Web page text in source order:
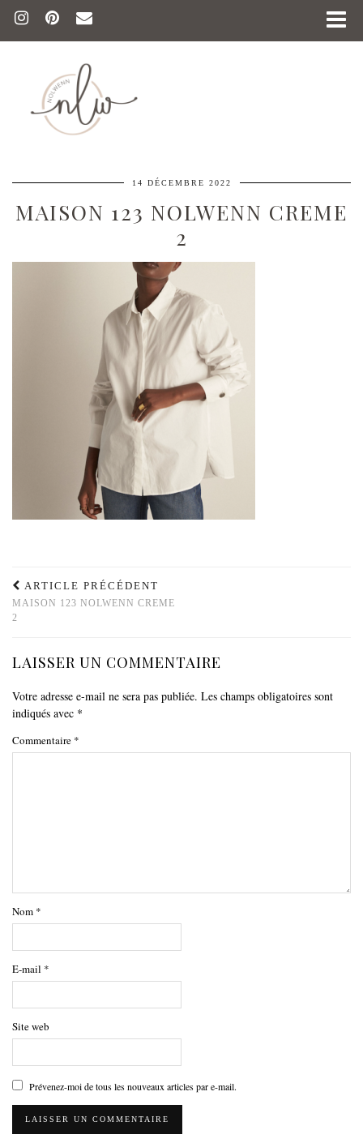
14 DÉCEMBRE 2022
MAISON 123 NOLWENN CREME
2
ARTICLE PRÉCÉDENT
MAISON 123 NOLWENN CREME
2
LAISSER UN COMMENTAIRE
Votre adresse e-mail ne sera pas publiée. Les champs obligatoires sont
indiqués avec *
Commentaire *
Nom *
E-mail *
Site web
Prévenez-moi de tous les nouveaux articles par e-mail.